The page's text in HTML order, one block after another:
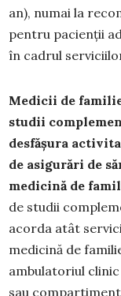
an), numai la
pentru pacienții
în cadrul
Medicii de
studii
desfășura
de asigurări de
medicină de
de studii
acorda atât
medicină de
ambulatoriul
sau